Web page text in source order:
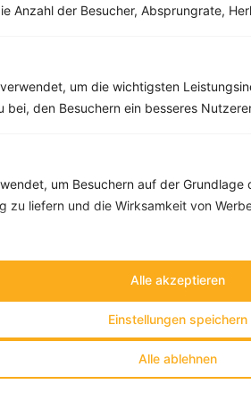
Anzahl der Besucher, Absprungrate,
um die wichtigsten
bei, den Besuchern ein besseres
um Besuchern auf der
zu liefern und die Wirksamkeit von
Alle ablehnen
Einstellungen speichern
Alle akzeptieren
Eiweiß:38 g
Kohlehydrate:71